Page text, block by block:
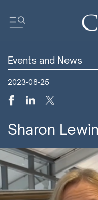
我
訂閲
研
我們
Events and News
2023-08-25
Sharon